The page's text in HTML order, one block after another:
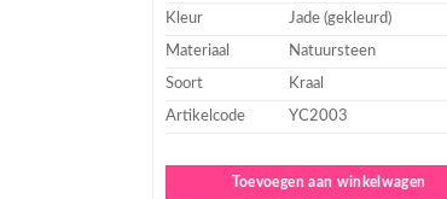
Kleur Jade (gekleurd)
Materiaal Natuursteen
Soort Kraal
Artikelcode YC2003
Toevoegen aan winkelwagen